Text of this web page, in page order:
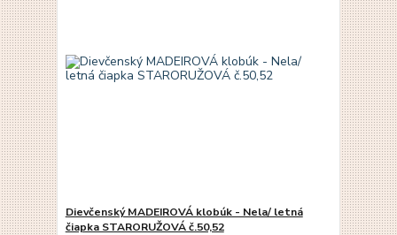
Dievčenský MADEIROVÁ klobúk - Nela/ letná
čiapka STARORUŽOVÁ č.50,52